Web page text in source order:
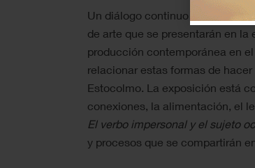
Un diálogo continuo entre La
de arte que se presentarán en
producción contemporánea en
relacionar estas formas de
Estocolmo. La exposición está
conexiones, la alimentación, el
El verbo impersonal y el sujeto
y procesos que se compartirán